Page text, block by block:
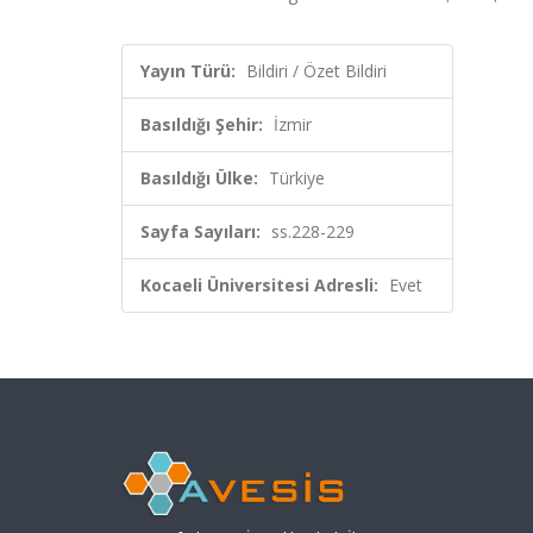
Yayın Türü: Bildiri / Özet Bildiri
Basıldığı Şehir: İzmir
Basıldığı Ülke: Türkiye
Sayfa Sayıları: ss.228-229
Kocaeli Üniversitesi Adresli: Evet